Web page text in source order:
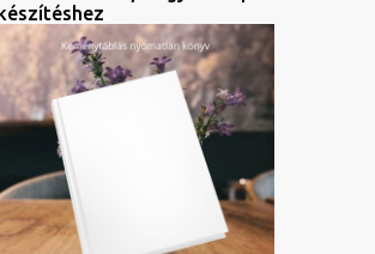
készítéshez